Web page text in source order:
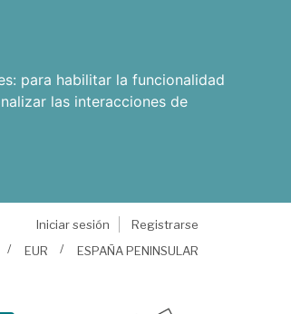
para habilitar la funcionalidad
las interacciones de
Iniciar sesión
Registrarse
EUR ESPAÑA PENINSULAR